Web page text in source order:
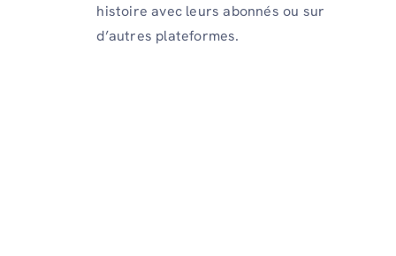
histoire avec leurs abonnés ou sur
d’autres plateformes.